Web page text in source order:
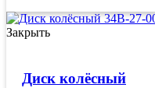
Закрыть
Диск колёсный